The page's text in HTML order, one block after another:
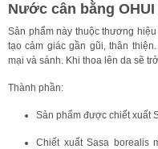
Nước cân bằng
Sản phẩm này thuộc thương
tạo cảm giác gần gũi, thân
mại và sánh. Khi thoa lên da sẽ
Thành phần:
Sản phẩm được chiết xuất
Chiết xuất Sasa borealis